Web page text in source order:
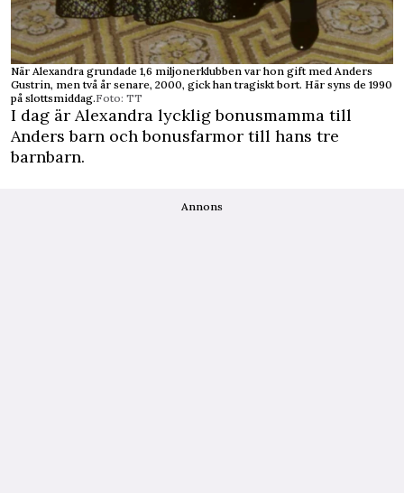
När Alexandra grundade 1,6 miljonerklubben var hon gift med Anders
Gustrin, men två år senare, 2000, gick han tragiskt bort. Här syns de 1990
på slottsmiddag.Foto: TT
I dag är Alexandra lycklig bonusmamma till
Anders barn och bonusfarmor till hans tre
barnbarn.
Annons